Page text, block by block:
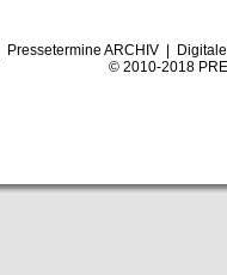
Pressetermine ARCHIV|
© 2010-2018